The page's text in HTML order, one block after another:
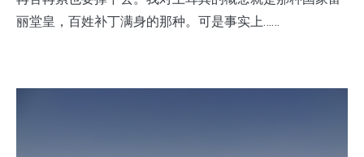
丽堂皇，百姓补丁满身的那种。可是事实上……